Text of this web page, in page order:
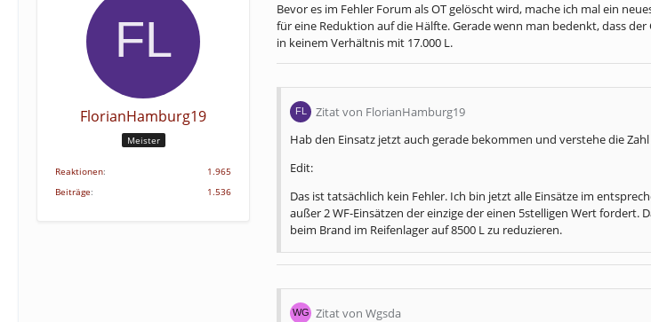
FlorianHamburg19
Meister
Reaktionen
1.965
Beiträge
1.536
Bevor es im Fehler Forum als OT gelöscht wird, mache ich mal ein
für eine Reduktion auf die Hälfte. Gerade wenn man bedenkt, dass
in keinem Verhältnis mit 17.000 L.
Zitat von FlorianHamburg19
Hab den Einsatz jetzt auch gerade bekommen und verstehe die
Edit:
Das ist tatsächlich kein Fehler. Ich bin jetzt alle Einsätze im
außer 2 WF-Einsätzen der einzige der einen 5stelligen Wert
beim Brand im Reifenlager auf 8500 L zu reduzieren.
Zitat von Wgsda